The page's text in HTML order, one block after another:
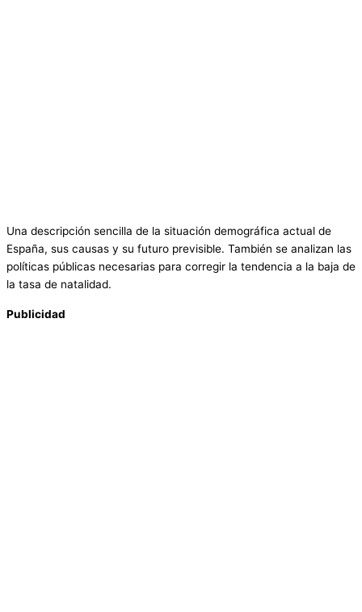
Una descripción sencilla de la situación demográfica actual de
España, sus causas y su futuro previsible. También se analizan las
políticas públicas necesarias para corregir la tendencia a la baja de
la tasa de natalidad.
Publicidad